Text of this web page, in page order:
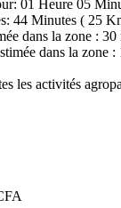
01 Heure 05
44 Minutes ( 25
dans la zone : 30
dans la zone :
les activités